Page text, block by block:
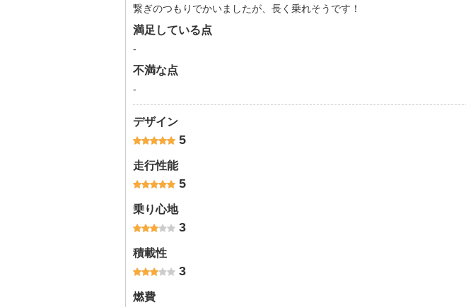
繋ぎのつもりでかいましたが、長く乗れそうです！
満足している点
-
不満な点
-
デザイン
5
走行性能
5
乗り心地
3
積載性
3
燃費